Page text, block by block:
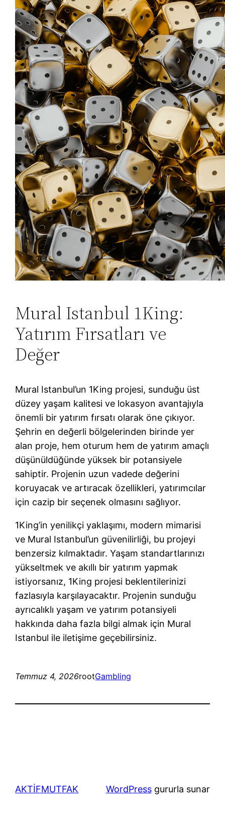
Mural Istanbul 1King:
Yatırım Fırsatları ve
Değer
Mural Istanbul’un 1King projesi, sunduğu üst
düzey yaşam kalitesi ve lokasyon avantajıyla
önemli bir yatırım fırsatı olarak öne çıkıyor.
Şehrin en değerli bölgelerinden birinde yer
alan proje, hem oturum hem de yatırım amaçlı
düşünüldüğünde yüksek bir potansiyele
sahiptir. Projenin uzun vadede değerini
koruyacak ve artıracak özellikleri, yatırımcılar
için cazip bir seçenek olmasını sağlıyor.
1King’in yenilikçi yaklaşımı, modern mimarisi
ve Mural Istanbul’un güvenilirliği, bu projeyi
benzersiz kılmaktadır. Yaşam standartlarınızı
yükseltmek ve akıllı bir yatırım yapmak
istiyorsanız, 1King projesi beklentilerinizi
fazlasıyla karşılayacaktır. Projenin sunduğu
ayrıcalıklı yaşam ve yatırım potansiyeli
hakkında daha fazla bilgi almak için Mural
Istanbul ile iletişime geçebilirsiniz.
Temmuz 4, 2026rootGambling
AKTİFMUTFAK WordPressgururla sunar